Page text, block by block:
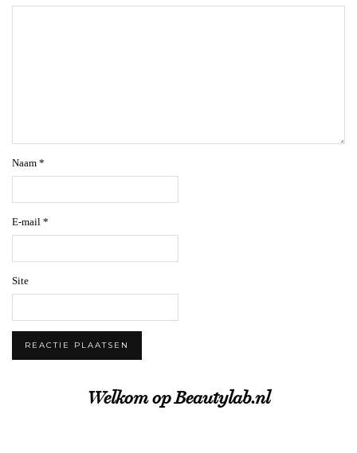
Naam *
E-mail *
Site
Welkom op Beautylab.nl